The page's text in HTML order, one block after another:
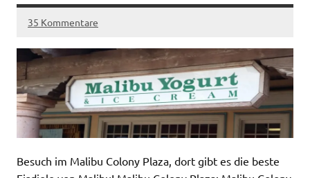
35 Kommentare
Besuch im Malibu Colony Plaza, dort gibt es die beste